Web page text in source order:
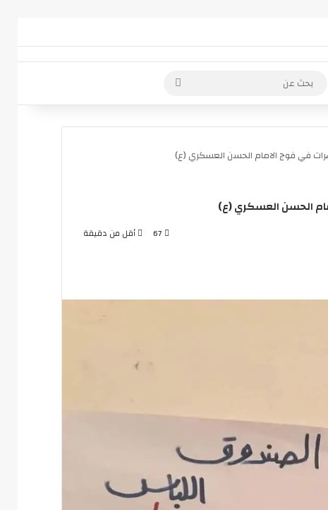
عمود جانبي
عن
في فوج الامام الحسن العسكري (ع)
الحسن العسكري (ع)
67 أقل من دقيقة